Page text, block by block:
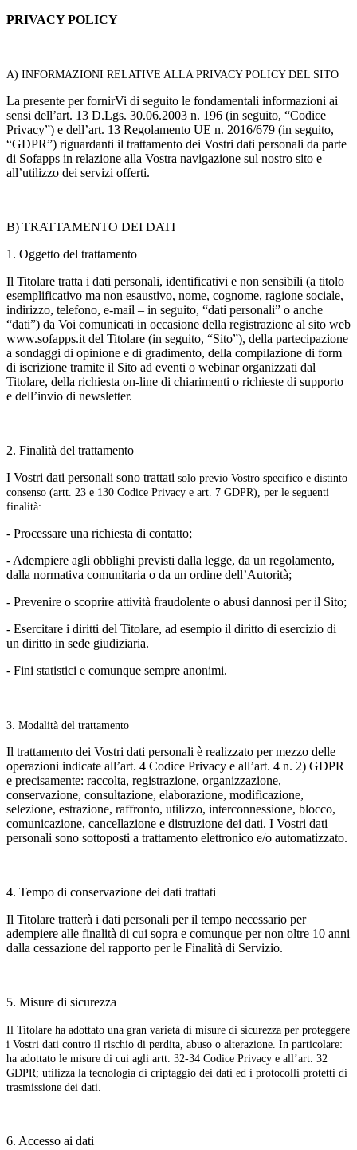
PRIVACY POLICY
A) INFORMAZIONI RELATIVE ALLA PRIVACY POLICY DEL SITO
La presente per fornirVi di seguito le fondamentali informazioni ai
sensi dell’art. 13 D.Lgs. 30.06.2003 n. 196 (in seguito, “Codice
Privacy”) e dell’art. 13 Regolamento UE n. 2016/679 (in seguito,
“GDPR”) riguardanti il trattamento dei Vostri dati personali da parte
di Sofapps in relazione alla Vostra navigazione sul nostro sito e
all’utilizzo dei servizi offerti.
B) TRATTAMENTO DEI DATI
1. Oggetto del trattamento
Il Titolare tratta i dati personali, identificativi e non sensibili (a titolo
esemplificativo ma non esaustivo, nome, cognome, ragione sociale,
indirizzo, telefono, e-mail – in seguito, “dati personali” o anche
“dati”) da Voi comunicati in occasione della registrazione al sito web
www.sofapps.it del Titolare (in seguito, “Sito”), della partecipazione
a sondaggi di opinione e di gradimento, della compilazione di form
di iscrizione tramite il Sito ad eventi o webinar organizzati dal
Titolare, della richiesta on-line di chiarimenti o richieste di supporto
e dell’invio di newsletter.
2. Finalità del trattamento
I Vostri dati personali sono trattati solo previo Vostro specifico e distinto
consenso (artt. 23 e 130 Codice Privacy e art. 7 GDPR), per le seguenti
finalità:
- Processare una richiesta di contatto;
- Adempiere agli obblighi previsti dalla legge, da un regolamento,
dalla normativa comunitaria o da un ordine dell’Autorità;
- Prevenire o scoprire attività fraudolente o abusi dannosi per il Sito;
- Esercitare i diritti del Titolare, ad esempio il diritto di esercizio di
un diritto in sede giudiziaria.
- Fini statistici e comunque sempre anonimi.
3. Modalità del trattamento
Il trattamento dei Vostri dati personali è realizzato per mezzo delle
operazioni indicate all’art. 4 Codice Privacy e all’art. 4 n. 2) GDPR
e precisamente: raccolta, registrazione, organizzazione,
conservazione, consultazione, elaborazione, modificazione,
selezione, estrazione, raffronto, utilizzo, interconnessione, blocco,
comunicazione, cancellazione e distruzione dei dati. I Vostri dati
personali sono sottoposti a trattamento elettronico e/o automatizzato.
4. Tempo di conservazione dei dati trattati
Il Titolare tratterà i dati personali per il tempo necessario per
adempiere alle finalità di cui sopra e comunque per non oltre 10 anni
dalla cessazione del rapporto per le Finalità di Servizio.
5. Misure di sicurezza
Il Titolare ha adottato una gran varietà di misure di sicurezza per proteggere
i Vostri dati contro il rischio di perdita, abuso o alterazione. In particolare:
ha adottato le misure di cui agli artt. 32-34 Codice Privacy e all’art. 32
GDPR; utilizza la tecnologia di criptaggio dei dati ed i protocolli protetti di
trasmissione dei dati.
6. Accesso ai dati